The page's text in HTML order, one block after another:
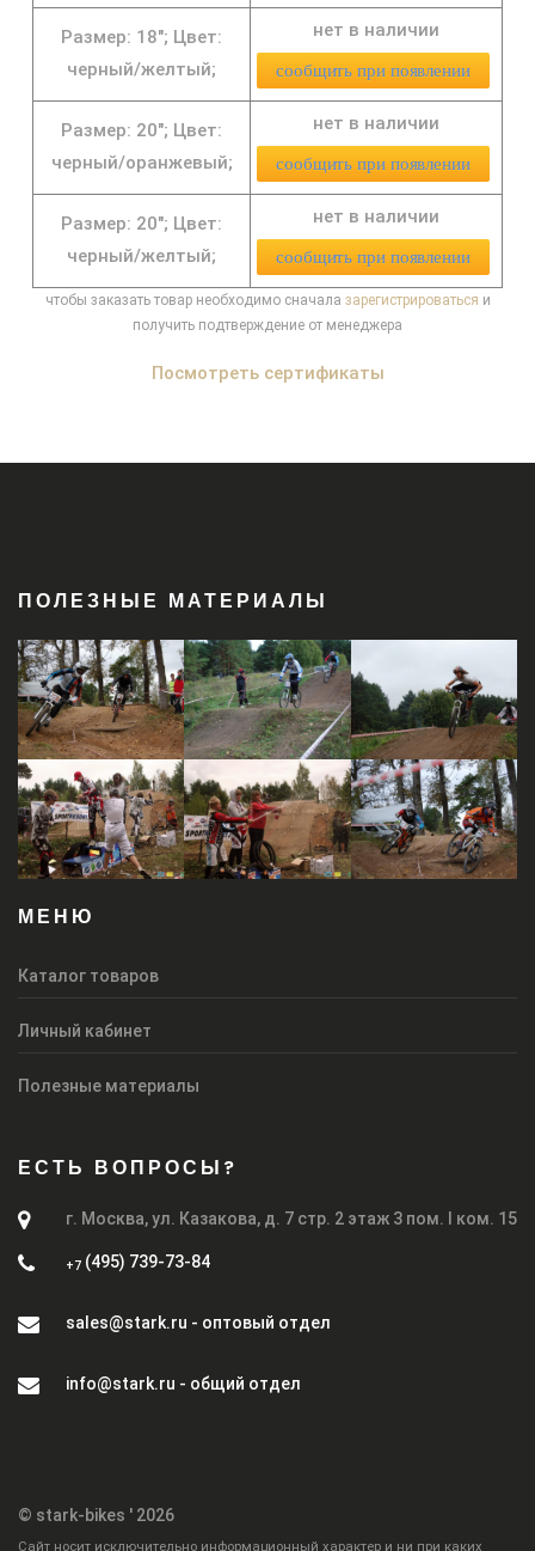
Размер: 18"; Цвет:
черный/желтый;
нет в наличии
сообщить при появлении
Размер: 20"; Цвет:
черный/оранжевый;
нет в наличии
сообщить при появлении
Размер: 20"; Цвет:
черный/желтый;
нет в наличии
сообщить при появлении
чтобы заказать товар необходимо сначала зарегистрироваться и
получить подтверждение от менеджера
Посмотреть сертификаты
ПОЛЕЗНЫЕ МАТЕРИАЛЫ
МЕНЮ
Каталог товаров
Личный кабинет
Полезные материалы
ЕСТЬ ВОПРОСЫ?
г. Москва, ул. Казакова, д. 7 стр. 2 этаж 3 пом. I ком. 15
+7 (495) 739-73-84
sales@stark.ru - оптовый отдел
info@stark.ru - общий отдел
© stark-bikes ' 2026
Cайт носит исключительно информационный характер и ни при каких